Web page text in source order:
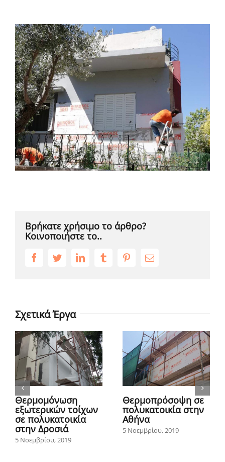
Βρήκατε χρήσιμο το άρθρο?
Κοινοποιήστε το..
FacebookTwitterLinkedInTumblr PinterestEmail
Σχετικά Έργα
Θερμομόνωση
εξωτερικών τοίχων
σε πολυκατοικία
στην Δροσιά
5 Νοεμβρίου, 2019
Θερμοπρόσοψη σε
πολυκατοικία στην
Αθήνα
5 Νοεμβρίου, 2019